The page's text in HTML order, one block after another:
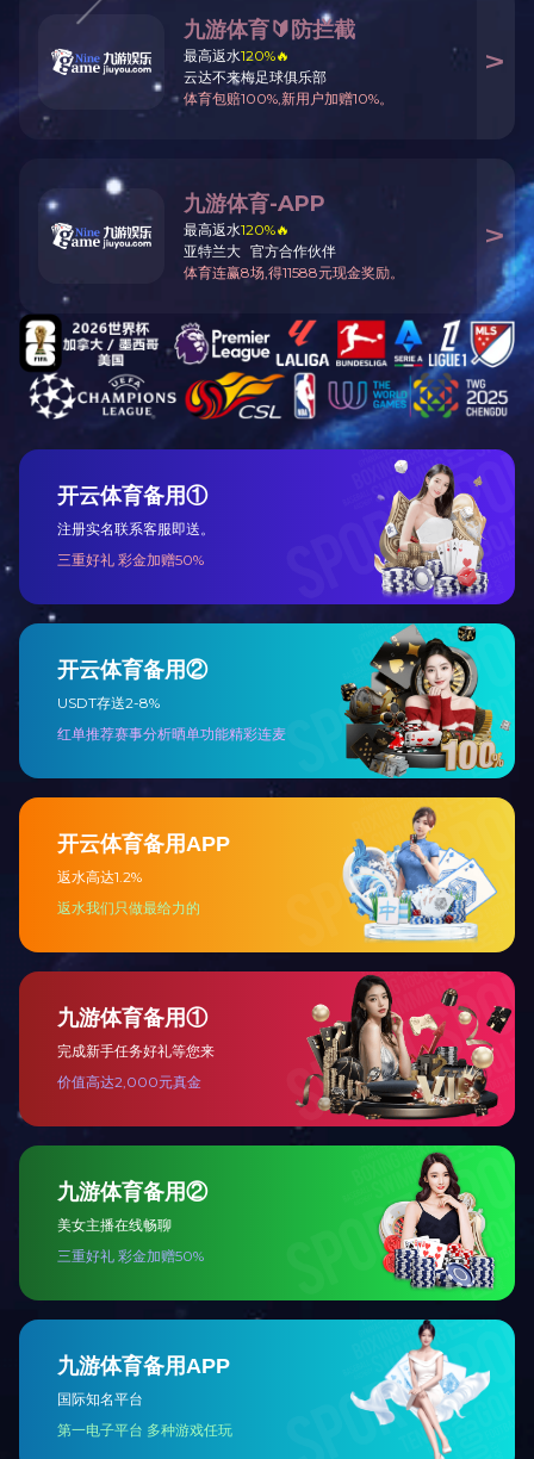
总经理致辞 公司简介
我们的业绩 企业文化